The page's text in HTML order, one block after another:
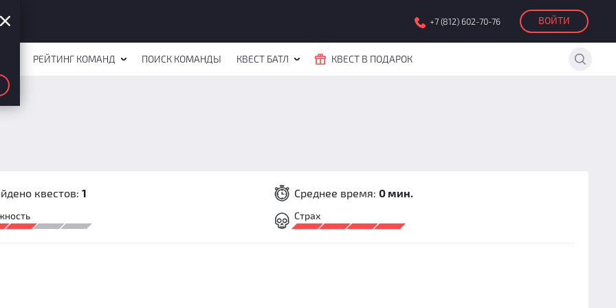
+7 (812) 602-70-76 ВОЙТИ
РЕЙТИНГ КОМАНД ПОИСК КОМАНДЫ КВЕСТ БАТЛ КВЕСТ В ПОДАРОК
квестов:1 Среднее время:0 мин.
Страх